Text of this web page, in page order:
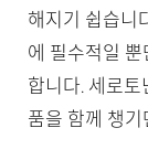
해지기 쉽습니
에 필수적일
합니다. 세로
품을 함께 챙